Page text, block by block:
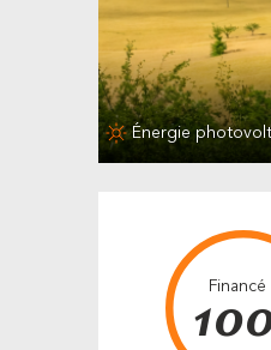
Énergie
Financé